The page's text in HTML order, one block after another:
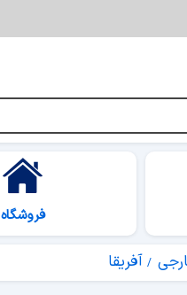
فروشگاه
آفریقا